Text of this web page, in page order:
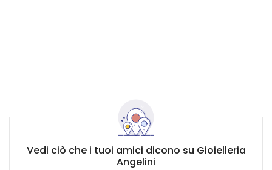
Vedi ciò che i tuoi amici dicono su Gioielleria
Angelini